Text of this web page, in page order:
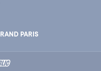
PARIS
Mon compte